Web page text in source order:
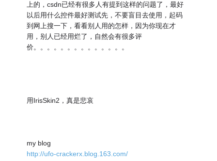
上的，csdn已经有很多人有提到这样的问题了，最好
以后用什么控件最好测试先，不要盲目去使用，起码
到网上搜一下，看看别人用的怎样，因为你现在才
用，别人已经用烂了，自然会有很多评
价。。。。。。。。。。。。。。
用IrisSkin2，真是悲哀
my blog
http://ufo-crackerx.blog.163.com/